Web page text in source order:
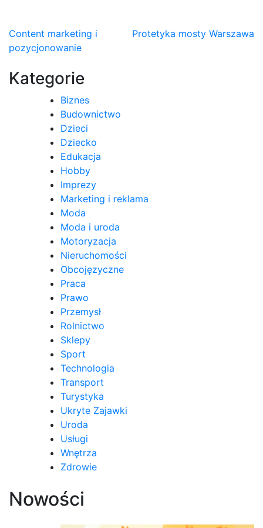
Nawigacja
wpisu
Content marketing i
pozycjonowanie
Protetyka mosty Warszawa
Kategorie
Biznes
Budownictwo
Dzieci
Dziecko
Edukacja
Hobby
Imprezy
Marketing i reklama
Moda
Moda i uroda
Motoryzacja
Nieruchomości
Obcojęzyczne
Praca
Prawo
Przemysł
Rolnictwo
Sklepy
Sport
Technologia
Transport
Turystyka
Ukryte Zajawki
Uroda
Usługi
Wnętrza
Zdrowie
Nowości